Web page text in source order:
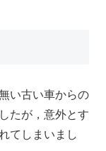
い古い車からの
たが，意外とす
てしまいまし